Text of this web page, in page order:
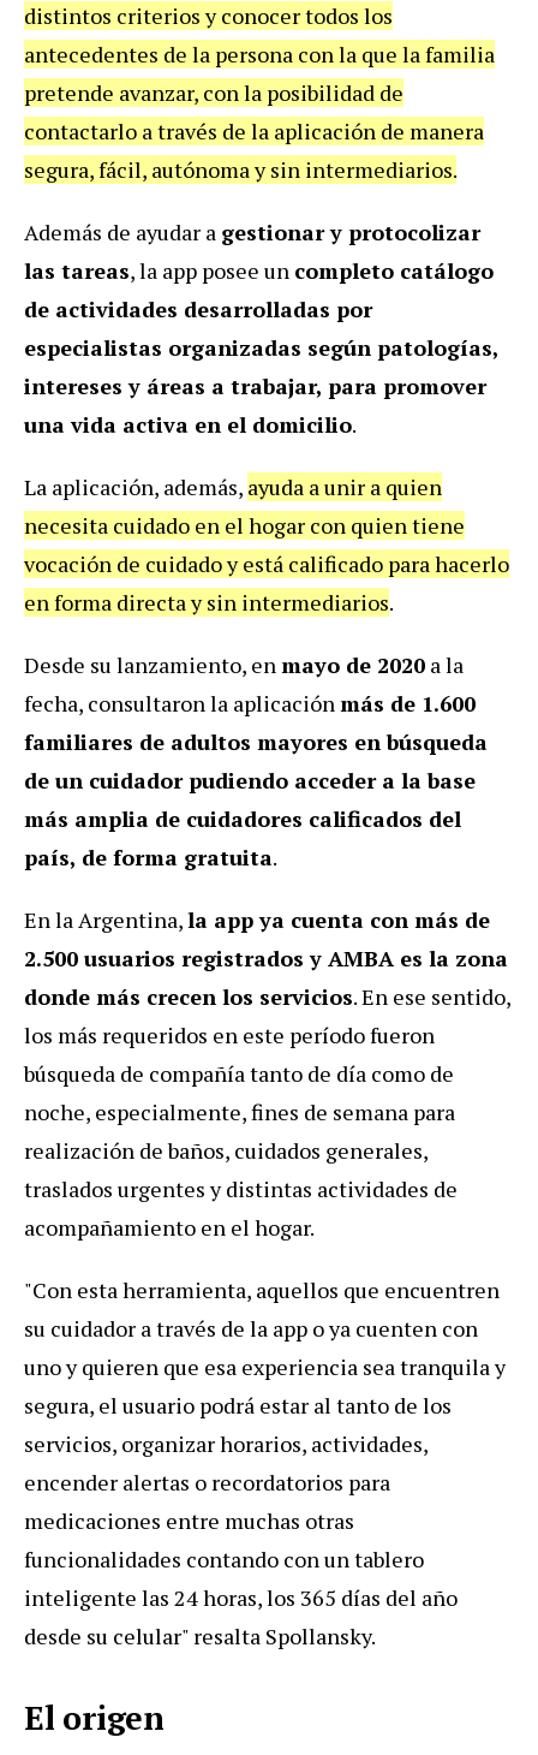
distintos criterios y conocer todos los
antecedentes de la persona con la que la familia
pretende avanzar, con la posibilidad de
contactarlo a través de la aplicación de manera
segura, fácil, autónoma y sin intermediarios.
Además de ayudar a gestionar y protocolizar
las tareas, la app posee un completo catálogo
de actividades desarrolladas por
especialistas organizadas según patologías,
intereses y áreas a trabajar, para promover
una vida activa en el domicilio.
La aplicación, además, ayuda a unir a quien
necesita cuidado en el hogar con quien tiene
vocación de cuidado y está calificado para hacerlo
en forma directa y sin intermediarios.
Desde su lanzamiento, enmayo de 2020 a la
fecha, consultaron la aplicaciónmás de 1.600
familiares de adultos mayores en búsqueda
de un cuidador pudiendo acceder a la base
más amplia de cuidadores calificados del
país, de forma gratuita.
En la Argentina,la app ya cuenta con más de
2.500 usuarios registrados y AMBA es la zona
donde más crecen los servicios. En ese sentido,
los más requeridos en este período fueron
búsqueda de compañía tanto de día como de
noche, especialmente, fines de semana para
realización de baños, cuidados generales,
traslados urgentes y distintas actividades de
acompañamiento en el hogar.
"Con esta herramienta, aquellos que encuentren
su cuidador a través de la app o ya cuenten con
uno y quieren que esa experiencia sea tranquila y
segura, el usuario podrá estar al tanto de los
servicios, organizar horarios, actividades,
encender alertas o recordatorios para
medicaciones entre muchas otras
funcionalidades contando con un tablero
inteligente las 24 horas, los 365 días del año
desde su celular" resalta Spollansky.
El origen